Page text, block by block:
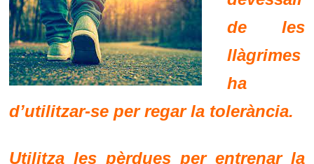
de les
llàgrimes
ha
d’utilitzar-se per regar la tolerància.
Utilitza les pèrdues per entrenar la